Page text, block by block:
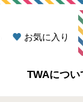
お気に入り
TWAについ